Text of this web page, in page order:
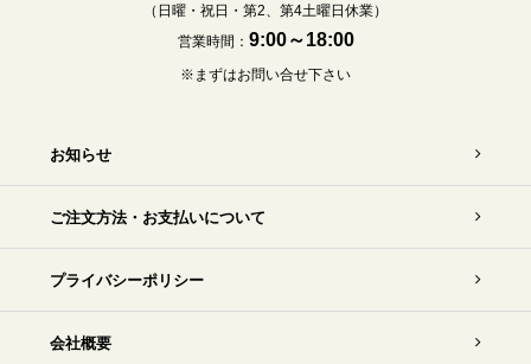
（日曜・祝日・第2、第4土曜日休業）
営業時間： 9:00～18:00
※まずはお問い合せ下さい
お知らせ
ご注文方法・お支払いについて
プライバシーポリシー
会社概要